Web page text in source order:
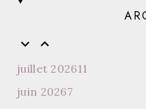
juillet 202611
juin 20267